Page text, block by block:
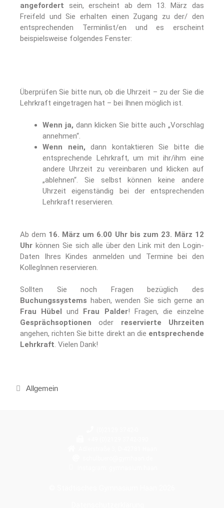
angefordert sein, erscheint ab dem 13. März das
Freifeld und Sie erhalten einen Zugang zu der/ den
entsprechenden Terminlist/en und es erscheint
beispielsweise folgendes Fenster:
Überprüfen Sie bitte nun, ob die Uhrzeit – zu der Sie die
Lehrkraft eingetragen hat – bei Ihnen möglich ist.
Wenn ja, dann klicken Sie bitte auch „Vorschlag
annehmen“.
Wenn nein, dann kontaktieren Sie bitte die
entsprechende Lehrkraft, um mit ihr/ihm eine
andere Uhrzeit zu vereinbaren und klicken auf
„ablehnen“. Sie selbst können keine andere
Uhrzeit eigenständig bei der entsprechenden
Lehrkraft reservieren.
Ab dem 16. März um 6.00 Uhr bis zum 23. März 12
Uhr können Sie sich alle über den Link mit den Login-
Daten Ihres Kindes anmelden und Termine bei den
KollegInnen reservieren.
Sollten Sie noch Fragen bezüglich des
Buchungssystems haben, wenden Sie sich gerne an
Frau Hübel und Frau Palder! Fragen, die einzelne
Gesprächsoptionen oder reservierte Uhrzeiten
angehen, richten Sie bitte direkt an die entsprechende
Lehrkraft. Vielen Dank!
Allgemein